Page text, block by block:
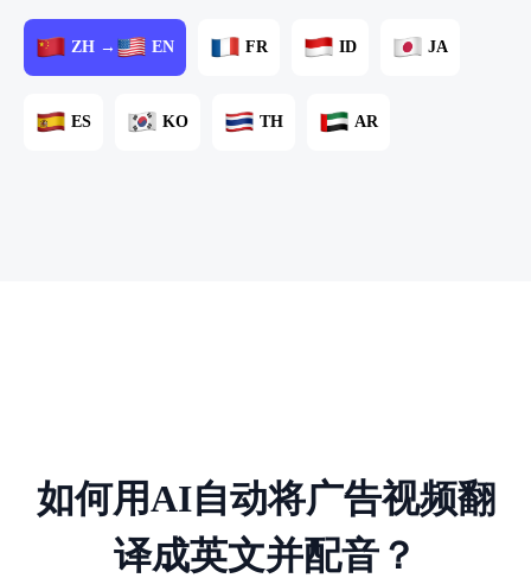
ZH → EN FR ID JA
ES KO TH AR
如何用AI自动将广告视频翻
译成英文并配音？